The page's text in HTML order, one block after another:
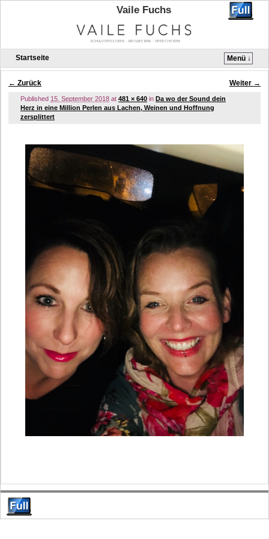
Vaile Fuchs
Startseite
Menü ↓
Zum Inhalt wechseln
Zum sekundären Inhalt wechseln
Bilder-Navigation
← Zurück Weiter →
Published 15. September 2018 at 481 × 640 in Da wo der Sound dein
Herz in eine Million Perlen aus Lachen, Weinen und Hoffnung
zersplittert